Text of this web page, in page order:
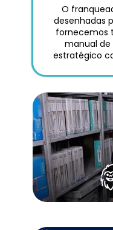
desenhadas
fornecemos
manual de
estratégico